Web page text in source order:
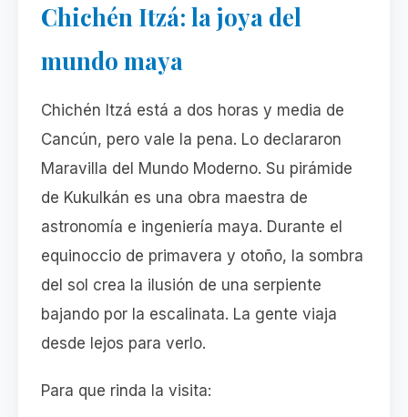
Chichén Itzá: la joya del
mundo maya
Chichén Itzá está a dos horas y media de
Cancún, pero vale la pena. Lo declararon
Maravilla del Mundo Moderno. Su pirámide
de Kukulkán es una obra maestra de
astronomía e ingeniería maya. Durante el
equinoccio de primavera y otoño, la sombra
del sol crea la ilusión de una serpiente
bajando por la escalinata. La gente viaja
desde lejos para verlo.
Para que rinda la visita: